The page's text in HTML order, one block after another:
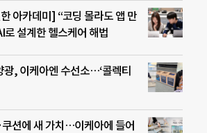
아카데미] “코딩 몰라도 앱 만
설계한 헬스케어 해법
광, 이케아엔 수선소…‘콜렉티
쿠션에 새 가치…이케아에 들어